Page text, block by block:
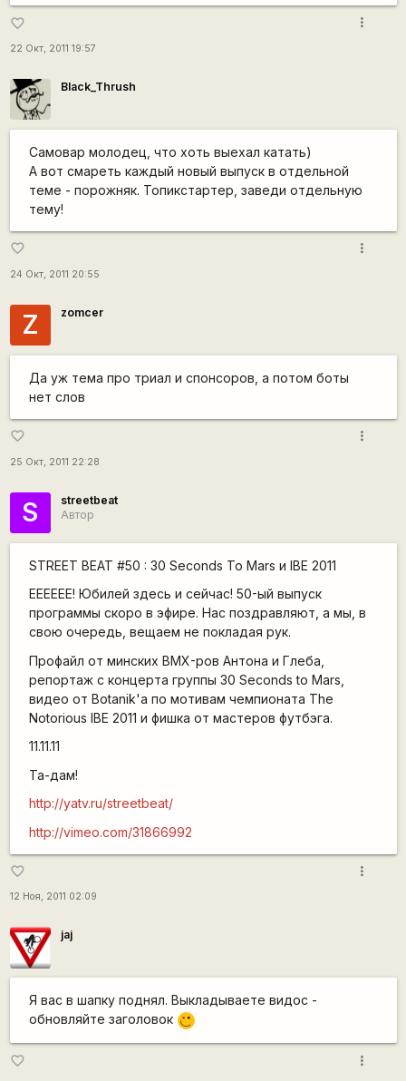
favorite_border
22 Окт, 2011 19:57
more_vert
Black_Thrush
Самовар молодец, что хоть выехал катать)
А вот смареть каждый новый выпуск в отдельной
теме - порожняк. Топикстартер, заведи отдельную
тему!
favorite_border
24 Окт, 2011 20:55
more_vert
Z zomcer
Да уж тема про триал и спонсоров, а потом боты
нет слов
favorite_border
25 Окт, 2011 22:28
more_vert
S
streetbeat
Автор
STREET BEAT #50 : 30 Seconds To Mars и IBE 2011
ЕЕЕЕЕЕ! Юбилей здесь и сейчас! 50-ый выпуск
программы скоро в эфире. Нас поздравляют, а мы, в
свою очередь, вещаем не покладая рук.
Профайл от минских BMX-ров Антона и Глеба,
репортаж с концерта группы 30 Seconds to Mars,
видео от Botanik'а по мотивам чемпионата The
Notorious IBE 2011 и фишка от мастеров футбэга.
11.11.11
Та-дам!
http://yatv.ru/streetbeat/
http://vimeo.com/31866992
favorite_border
12 Ноя, 2011 02:09
more_vert
jaj
Я вас в шапку поднял. Выкладываете видос -
обновляйте заголовок ,-)
favorite_border more_vert